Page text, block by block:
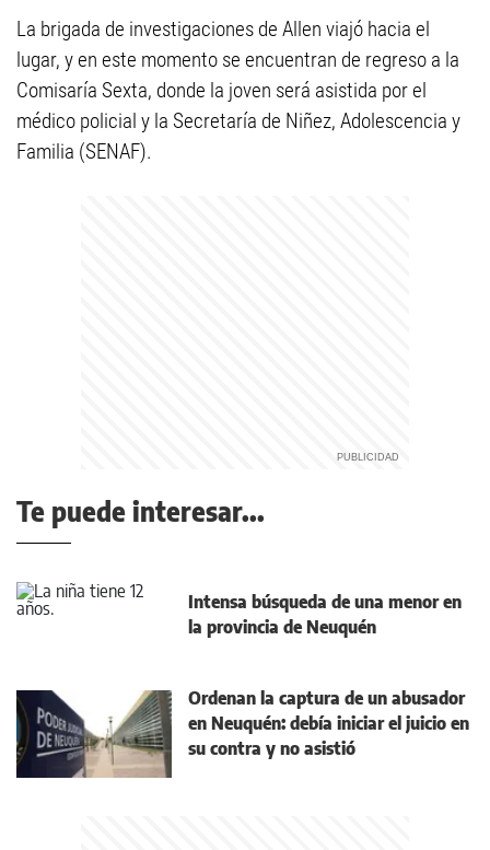
La brigada de investigaciones de Allen viajó hacia el
lugar, y en este momento se encuentran de regreso a la
Comisaría Sexta, donde la joven será asistida por el
médico policial y la Secretaría de Niñez, Adolescencia y
Familia (SENAF).
Te puede interesar...
Intensa búsqueda de una menor en
la provincia de Neuquén
Ordenan la captura de un abusador
en Neuquén: debía iniciar el juicio en
su contra y no asistió